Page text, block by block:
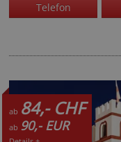
Telefon
ab 84,- CHF
ab 90,- EUR